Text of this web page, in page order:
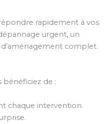
rapidement à vos
urgent, un
complet.
bénéficiez de :
chaque intervention.